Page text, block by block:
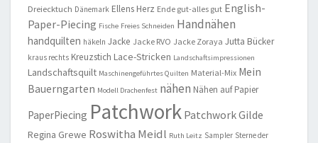
Dreiecktuch Dänemark Ellens Herz Ende gut-alles gut English-
Paper-Piecing Fische Freies Schneiden Handnähen
handquilten häkeln Jacke Jacke RVO Jacke Zoraya Jutta Bücker
kraus rechts Kreuzstich Lace-Stricken Landschaftsimpressionen
Landschaftsquilt Maschinengeführtes Quilten Material-Mix Mein
Bauerngarten Modell Drachenfest nähen Nähen auf Papier
PaperPiecing Patchwork Patchwork Gilde
Regina Grewe Roswitha Meidl Ruth Leitz Sampler Sterne der